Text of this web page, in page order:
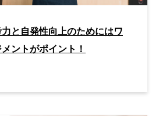
と自発性向上のためにはワ
ントがポイント！